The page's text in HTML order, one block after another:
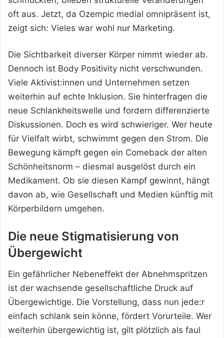
oft aus. Jetzt, da Ozempic medial omnipräsent ist,
zeigt sich: Vieles war wohl nur Marketing.
Die Sichtbarkeit diverser Körper nimmt wieder ab.
Dennoch ist Body Positivity nicht verschwunden.
Viele Aktivist:innen und Unternehmen setzen
weiterhin auf echte Inklusion. Sie hinterfragen die
neue Schlankheitswelle und fordern differenzierte
Diskussionen. Doch es wird schwieriger. Wer heute
für Vielfalt wirbt, schwimmt gegen den Strom. Die
Bewegung kämpft gegen ein Comeback der alten
Schönheitsnorm – diesmal ausgelöst durch ein
Medikament. Ob sie diesen Kampf gewinnt, hängt
davon ab, wie Gesellschaft und Medien künftig mit
Körperbildern umgehen.
Die neue Stigmatisierung von
Übergewicht
Ein gefährlicher Nebeneffekt der Abnehmspritzen
ist der wachsende gesellschaftliche Druck auf
Übergewichtige. Die Vorstellung, dass nun jede:r
einfach schlank sein könne, fördert Vorurteile. Wer
weiterhin übergewichtig ist, gilt plötzlich als faul